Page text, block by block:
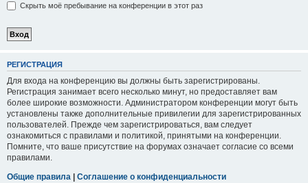
Скрыть моё пребывание на конференции в этот раз
РЕГИСТРАЦИЯ
Для входа на конференцию вы должны быть зарегистрированы.
Регистрация занимает всего несколько минут, но предоставляет вам
более широкие возможности. Администратором конференции могут быть
установлены также дополнительные привилегии для зарегистрированных
пользователей. Прежде чем зарегистрироваться, вам следует
ознакомиться с правилами и политикой, принятыми на конференции.
Помните, что ваше присутствие на форумах означает согласие со всеми
правилами.
Общие правила | Соглашение о конфиденциальности